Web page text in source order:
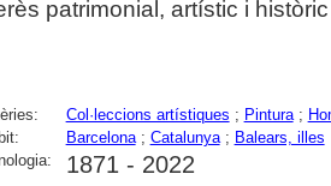
patrimonial, artístic i
Col·leccions artístiques ; Pintura;
Barcelona; Catalunya; Balears, illes
1871 - 2022